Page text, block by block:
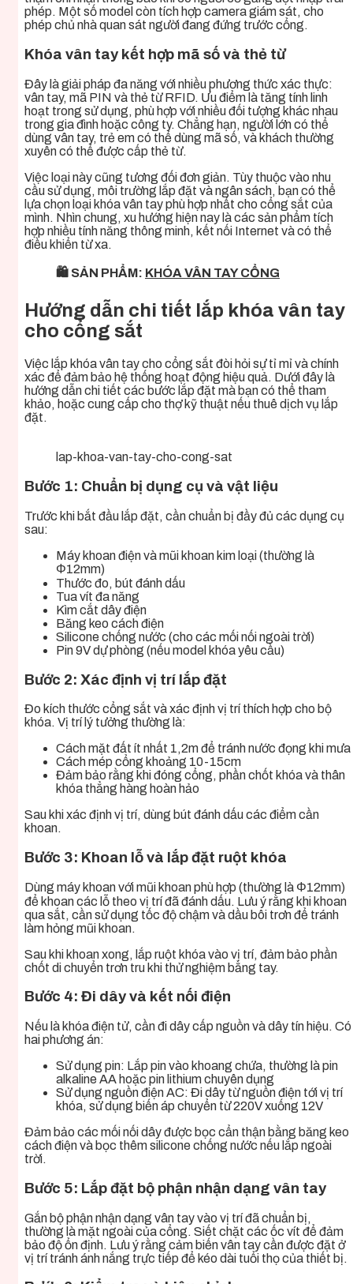
phép. Một số model còn tích hợp camera giám sát, cho
phép chủ nhà quan sát người đang đứng trước cổng.
Khóa vân tay kết hợp mã số và thẻ từ
Đây là giải pháp đa năng với nhiều phương thức xác thực:
vân tay, mã PIN và thẻ từ RFID. Ưu điểm là tăng tính linh
hoạt trong sử dụng, phù hợp với nhiều đối tượng khác nhau
trong gia đình hoặc công ty. Chẳng hạn, người lớn có thể
dùng vân tay, trẻ em có thể dùng mã số, và khách thường
xuyên có thể được cấp thẻ từ.
Việc loại này cũng tương đối đơn giản. Tùy thuộc vào nhu
cầu sử dụng, môi trường lắp đặt và ngân sách, bạn có thể
lựa chọn loại khóa vân tay phù hợp nhất cho cổng sắt của
mình. Nhìn chung, xu hướng hiện nay là các sản phẩm tích
hợp nhiều tính năng thông minh, kết nối Internet và có thể
điều khiển từ xa.
🛍️ SẢN PHẨM: KHÓA VÂN TAY CỔNG
Hướng dẫn chi tiết lắp khóa vân tay
cho cổng sắt
Việc lắp khóa vân tay cho cổng sắt đòi hỏi sự tỉ mỉ và chính
xác để đảm bảo hệ thống hoạt động hiệu quả. Dưới đây là
hướng dẫn chi tiết các bước lắp đặt mà bạn có thể tham
khảo, hoặc cung cấp cho thợ kỹ thuật nếu thuê dịch vụ lắp
đặt.
lap-khoa-van-tay-cho-cong-sat
Bước 1: Chuẩn bị dụng cụ và vật liệu
Trước khi bắt đầu lắp đặt, cần chuẩn bị đầy đủ các dụng cụ
sau:
Máy khoan điện và mũi khoan kim loại (thường là
Φ12mm)
Thước đo, bút đánh dấu
Tua vít đa năng
Kìm cắt dây điện
Băng keo cách điện
Silicone chống nước (cho các mối nối ngoài trời)
Pin 9V dự phòng (nếu model khóa yêu cầu)
Bước 2: Xác định vị trí lắp đặt
Đo kích thước cổng sắt và xác định vị trí thích hợp cho bộ
khóa. Vị trí lý tưởng thường là:
Cách mặt đất ít nhất 1,2m để tránh nước đọng khi mưa
Cách mép cổng khoảng 10-15cm
Đảm bảo rằng khi đóng cổng, phần chốt khóa và thân
khóa thẳng hàng hoàn hảo
Sau khi xác định vị trí, dùng bút đánh dấu các điểm cần
khoan.
Bước 3: Khoan lỗ và lắp đặt ruột khóa
Dùng máy khoan với mũi khoan phù hợp (thường là Φ12mm)
để khoan các lỗ theo vị trí đã đánh dấu. Lưu ý rằng khi khoan
qua sắt, cần sử dụng tốc độ chậm và dầu bôi trơn để tránh
làm hỏng mũi khoan.
Sau khi khoan xong, lắp ruột khóa vào vị trí, đảm bảo phần
chốt di chuyển trơn tru khi thử nghiệm bằng tay.
Bước 4: Đi dây và kết nối điện
Nếu là khóa điện tử, cần đi dây cấp nguồn và dây tín hiệu. Có
hai phương án:
Sử dụng pin: Lắp pin vào khoang chứa, thường là pin
alkaline AA hoặc pin lithium chuyên dụng
Sử dụng nguồn điện AC: Đi dây từ nguồn điện tới vị trí
khóa, sử dụng biến áp chuyển từ 220V xuống 12V
Đảm bảo các mối nối dây được bọc cẩn thận bằng băng keo
cách điện và bọc thêm silicone chống nước nếu lắp ngoài
trời.
Bước 5: Lắp đặt bộ phận nhận dạng vân tay
Gắn bộ phận nhận dạng vân tay vào vị trí đã chuẩn bị,
thường là mặt ngoài của cổng. Siết chặt các ốc vít để đảm
bảo độ ổn định. Lưu ý rằng cảm biến vân tay cần được đặt ở
vị trí tránh ánh nắng trực tiếp để kéo dài tuổi thọ của thiết bị.